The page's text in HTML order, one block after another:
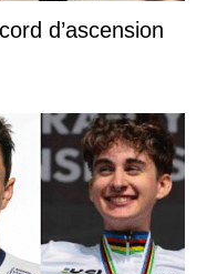
d’ascension